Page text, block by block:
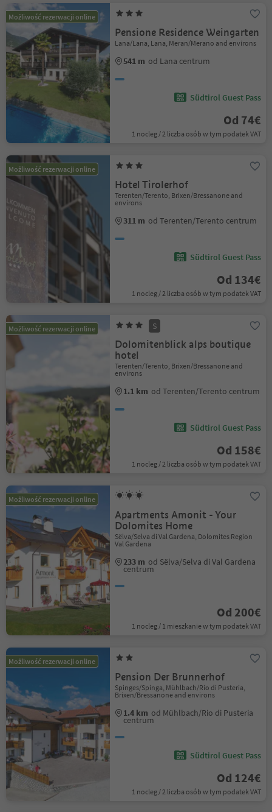
Możliwość rezerwacji online
Pensione Residence Weingarten
Lana/Lana, Lana, Meran/Merano and environs
541 m od Lana centrum
Südtirol Guest Pass
Od 74€
1 nocleg / 2 liczba osób w tym podatek VAT
Możliwość rezerwacji online
Hotel Tirolerhof
Terenten/Terento, Brixen/Bressanone and
environs
311 m od Terenten/Terento centrum
Südtirol Guest Pass
Od 134€
1 nocleg / 2 liczba osób w tym podatek VAT
Możliwość rezerwacji online S
Dolomitenblick alps boutique
hotel
Terenten/Terento, Brixen/Bressanone and
environs
1.1 km od Terenten/Terento centrum
Südtirol Guest Pass
Od 158€
1 nocleg / 2 liczba osób w tym podatek VAT
Możliwość rezerwacji online
Apartments Amonit - Your
Dolomites Home
Sëlva/Selva di Val Gardena, Dolomites Region
Val Gardena
233 m od Sëlva/Selva di Val Gardena
centrum
Od 200€
1 nocleg / 1 mieszkanie w tym podatek VAT
Możliwość rezerwacji online
Pension Der Brunnerhof
Spinges/Spinga, Mühlbach/Rio di Pusteria,
Brixen/Bressanone and environs
1.4 km od Mühlbach/Rio di Pusteria
centrum
Südtirol Guest Pass
Od 124€
1 nocleg / 2 liczba osób w tym podatek VAT